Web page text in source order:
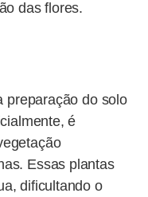
das flores.
preparação do solo
é
Essas plantas
dificultando o